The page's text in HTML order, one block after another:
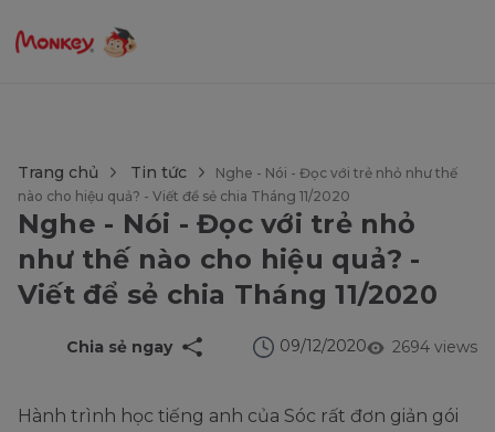
Trang chủ Tin tức
Nghe - Nói - Đọc với trẻ nhỏ như thế
nào cho hiệu quả? - Viết để sẻ chia Tháng 11/2020
Nghe - Nói - Đọc với trẻ nhỏ
như thế nào cho hiệu quả? -
Viết để sẻ chia Tháng 11/2020
2694 views
09/12/2020
Chia sẻ ngay
Hành trình học tiếng anh của Sóc rất đơn giản gói